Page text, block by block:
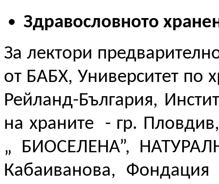
Здравословното
За лектори
от БАБХ, Университет по
Рейланд-България,
на храните
- гр. Пловдив,
„ БИОСЕЛЕНА”,
Кабаиванова, Фондация